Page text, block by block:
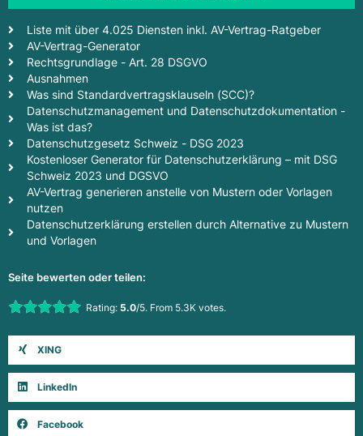
Liste mit über 4.025 Diensten inkl. AV-Vertrag-Ratgeber
AV-Vertrag-Generator
Rechtsgrundlage - Art. 28 DSGVO
Ausnahmen
Was sind Standardvertragsklauseln (SCC)?
Datenschutzmanagement und Datenschutzdokumentation -
Was ist das?
Datenschutzgesetz Schweiz - DSG 2023
Kostenloser Generator für Datenschutzerklärung – mit DSG
Schweiz 2023 und DGSVO
AV-Vertrag generieren anstelle von Mustern oder Vorlagen
nutzen
Datenschutzerklärung erstellen durch Alternative zu Mustern
und Vorlagen
Seite bewerten oder teilen:
Rate this item:Rating: 5.0/5. From 5.3K votes.
XING
LinkedIn
Facebook